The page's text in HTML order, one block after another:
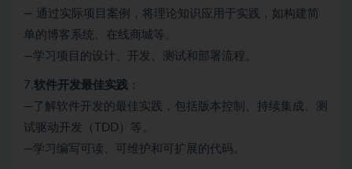
— 通过实际项目案例，将理论知识应用于实践，如构建简
单的博客系统、在线商城等。
—学习项目的设计、开发、测试和部署流程。
7.软件开发最佳实践 ：
—了解软件开发的最佳实践，包括版本控制、持续集成、测
试驱动开发（TDD）等。
—学习编写可读、可维护和可扩展的代码。